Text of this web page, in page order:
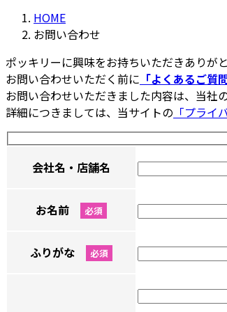
HOME
お問い合わせ
ポッキリーに興味をお持ちいただきありが
お問い合わせいただく前に 「よくあるご質問
お問い合わせいただきました内容は、当社
詳細につきましては、当サイトの 「プライ
会社名・店舗名
お名前 必須
ふりがな 必須